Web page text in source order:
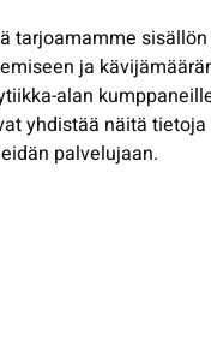
tarjoamamme
ja
alan
yhdistää näitä
palvelujaan.